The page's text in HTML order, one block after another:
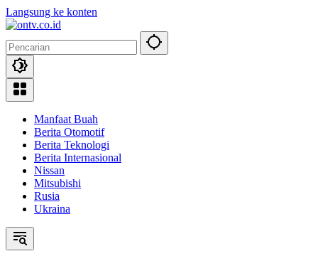
Langsung ke konten
Manfaat Buah
Berita Otomotif
Berita Teknologi
Berita Internasional
Nissan
Mitsubishi
Rusia
Ukraina